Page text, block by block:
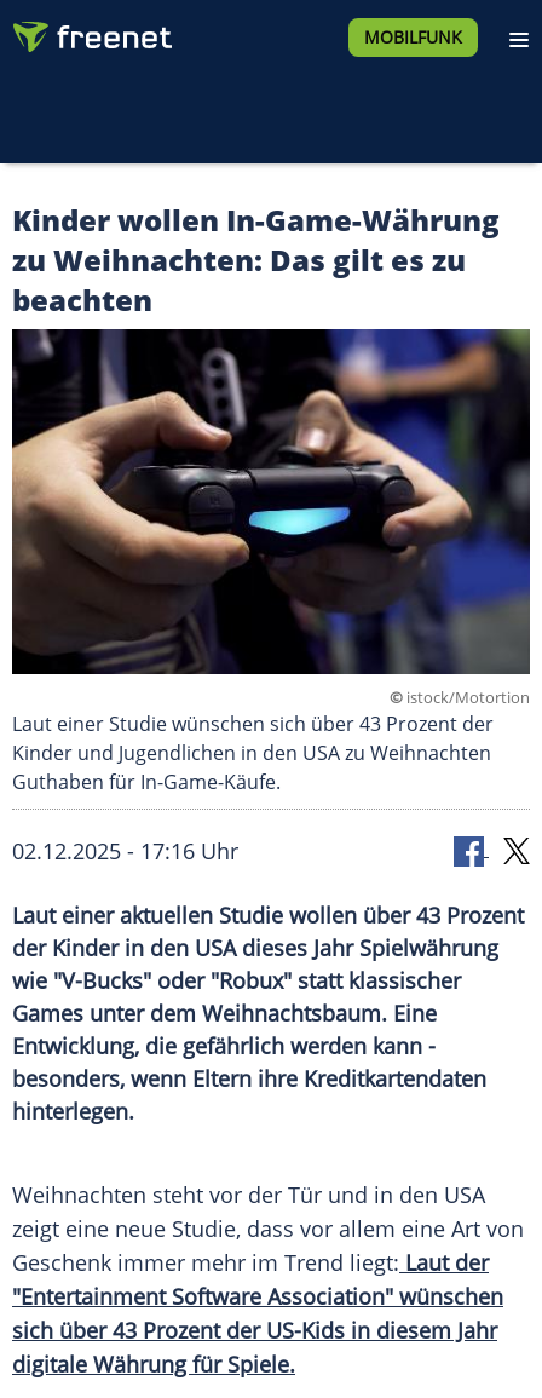
MOBILFUNK
Kinder wollen In-Game-Währung
zu Weihnachten: Das gilt es zu
beachten
© istock/Motortion
Laut einer Studie wünschen sich über 43 Prozent der
Kinder und Jugendlichen in den USA zu Weihnachten
Guthaben für In-Game-Käufe.
02.12.2025 - 17:16 Uhr
Laut einer aktuellen Studie wollen über 43 Prozent
der Kinder in den USA dieses Jahr Spielwährung
wie "V-Bucks" oder "Robux" statt klassischer
Games unter dem Weihnachtsbaum. Eine
Entwicklung, die gefährlich werden kann -
besonders, wenn Eltern ihre Kreditkartendaten
hinterlegen.
Weihnachten steht vor der Tür und in den USA
zeigt eine neue Studie, dass vor allem eine Art von
Geschenk immer mehr im Trend liegt: Laut der
"Entertainment Software Association" wünschen
sich über 43 Prozent der US-Kids in diesem Jahr
digitale Währung für Spiele.